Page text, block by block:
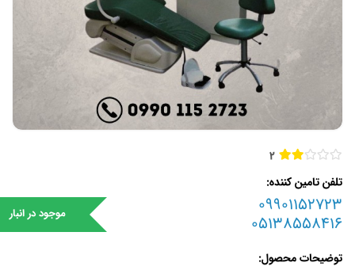
2
موجود در انبار
تلفن تامین کننده
09901152723
05138558416
توضیحات محصول